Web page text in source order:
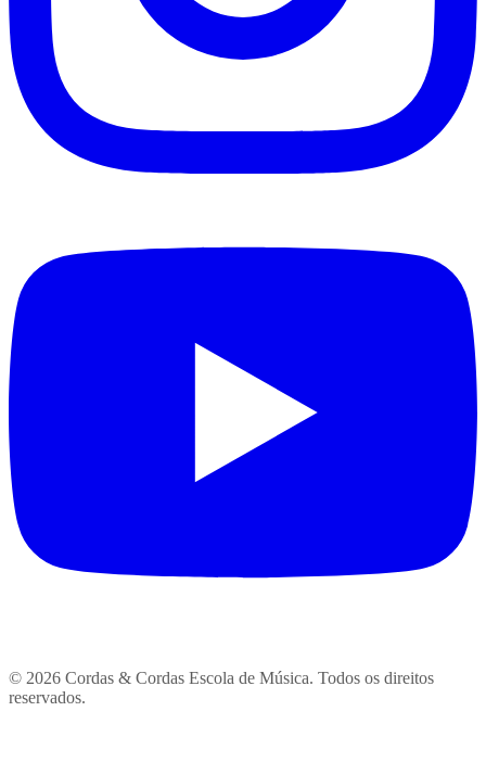
© 2026 Cordas & Cordas Escola de Música. Todos os direitos
reservados.